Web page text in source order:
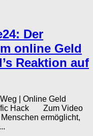
Der
online Geld
Reaktion auf
| Online Geld
Hack Zum Video
ermöglicht,